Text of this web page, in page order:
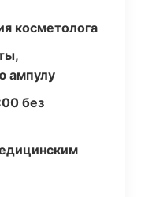
косметолога
ампулу
без